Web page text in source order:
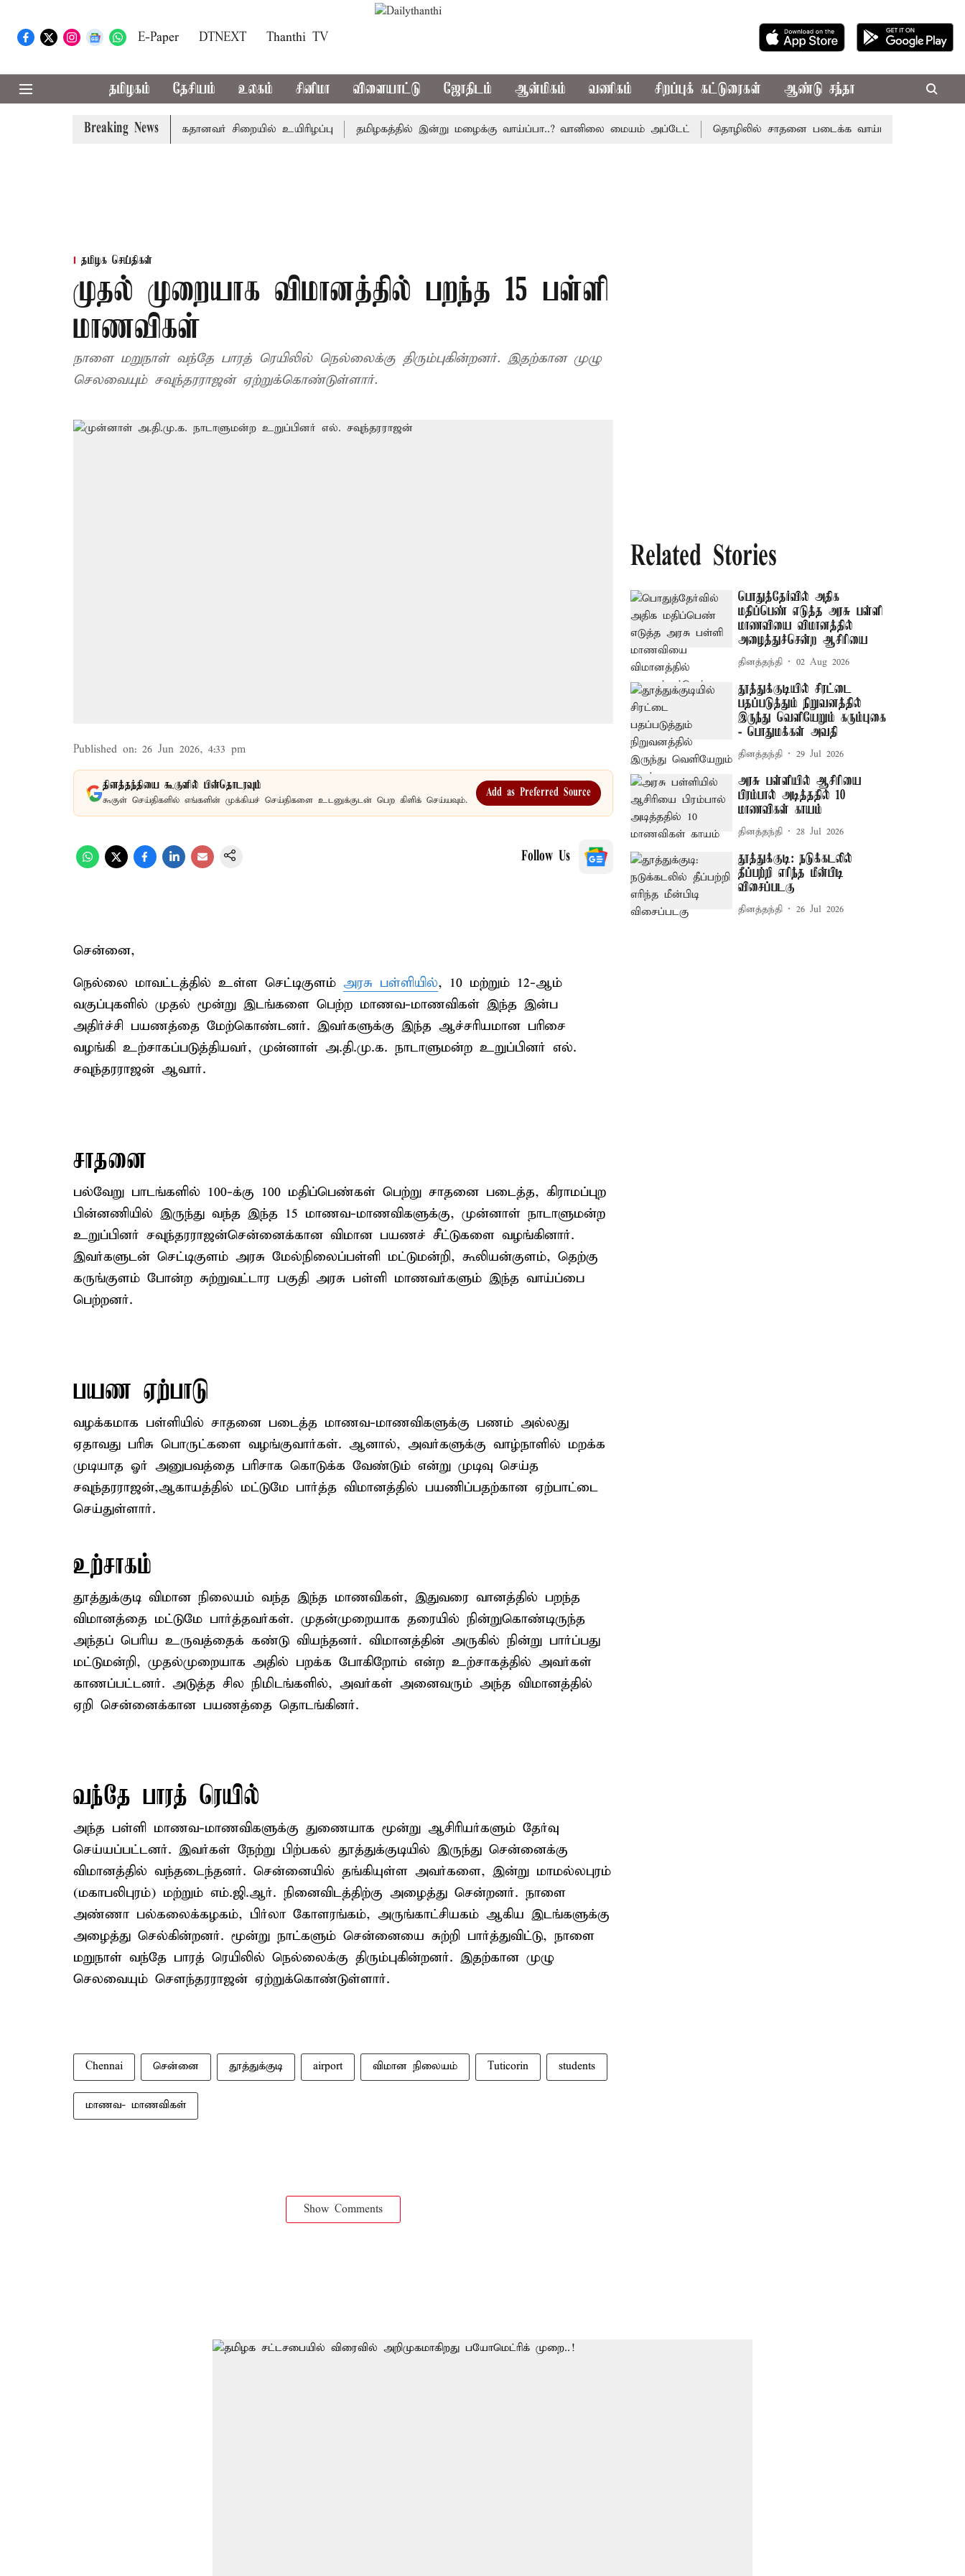
E-Paper DTNEXT Thanthi TV
தமிழகம் தேசியம் உலகம் சினிமா விளையாட்டு ஜோதிடம் ஆன்மிகம் வணிகம் சிறப்புக் கட்டுரைகள் ஆண்டு சந்தா
Breaking News
பழனி கோவில் நில மோசடி: கைதானவர் சிறையில் உயிரிழப்பு தமிழகத்தில் இன்று மழைக்கு வாய்ப்பா..? வானிலை மையம் அப்டேட் தொழிலில் சாதனை படைக்க வாய்ப்பு... இன்றைய
தமிழக செய்திகள்
முதல் முறையாக விமானத்தில் பறந்த 15 பள்ளி
மாணவிகள்
நாளை மறுநாள் வந்தே பாரத் ரெயிலில் நெல்லைக்கு திரும்புகின்றனர். இதற்கான முழு
செலவையும் சவுந்தரராஜன் ஏற்றுக்கொண்டுள்ளார்.
Published on: 26 Jun 2026, 4:33 pm
தினத்தந்தியை கூகுளில் பின்தொடரவும்
கூகுள் செய்திகளில் எங்களின் முக்கியச் செய்திகளை உடனுக்குடன் பெற கிளிக் செய்யவும்.
Add as Preferred Source
Follow Us
சென்னை,
நெல்லை மாவட்டத்தில் உள்ள செட்டிகுளம் அரசு பள்ளியில், 10 மற்றும் 12-ஆம்
வகுப்புகளில் முதல் மூன்று இடங்களை பெற்ற மாணவ-மாணவிகள் இந்த இன்ப
அதிர்ச்சி பயணத்தை மேற்கொண்டனர். இவர்களுக்கு இந்த ஆச்சரியமான பரிசை
வழங்கி உற்சாகப்படுத்தியவர், முன்னாள் அ.தி.மு.க. நாடாளுமன்ற உறுப்பினர் எல்.
சவுந்தரராஜன் ஆவார்.
சாதனை
பல்வேறு பாடங்களில் 100-க்கு 100 மதிப்பெண்கள் பெற்று சாதனை படைத்த, கிராமப்புற
பின்னணியில் இருந்து வந்த இந்த 15 மாணவ-மாணவிகளுக்கு, முன்னாள் நாடாளுமன்ற
உறுப்பினர் சவுந்தரராஜன்சென்னைக்கான விமான பயணச் சீட்டுகளை வழங்கினார்.
இவர்களுடன் செட்டிகுளம் அரசு மேல்நிலைப்பள்ளி மட்டுமன்றி, கூலியன்குளம், தெற்கு
கருங்குளம் போன்ற சுற்றுவட்டார பகுதி அரசு பள்ளி மாணவர்களும் இந்த வாய்ப்பை
பெற்றனர்.
பயண ஏற்பாடு
வழக்கமாக பள்ளியில் சாதனை படைத்த மாணவ-மாணவிகளுக்கு பணம் அல்லது
ஏதாவது பரிசு பொருட்களை வழங்குவார்கள். ஆனால், அவர்களுக்கு வாழ்நாளில் மறக்க
முடியாத ஓர் அனுபவத்தை பரிசாக கொடுக்க வேண்டும் என்று முடிவு செய்த
சவுந்தரராஜன்,ஆகாயத்தில் மட்டுமே பார்த்த விமானத்தில் பயணிப்பதற்கான ஏற்பாட்டை
செய்துள்ளார்.
உற்சாகம்
தூத்துக்குடி விமான நிலையம் வந்த இந்த மாணவிகள், இதுவரை வானத்தில் பறந்த
விமானத்தை மட்டுமே பார்த்தவர்கள். முதன்முறையாக தரையில் நின்றுகொண்டிருந்த
அந்தப் பெரிய உருவத்தைக் கண்டு வியந்தனர். விமானத்தின் அருகில் நின்று பார்ப்பது
மட்டுமன்றி, முதல்முறையாக அதில் பறக்க போகிறோம் என்ற உற்சாகத்தில் அவர்கள்
காணப்பட்டனர். அடுத்த சில நிமிடங்களில், அவர்கள் அனைவரும் அந்த விமானத்தில்
ஏறி சென்னைக்கான பயணத்தை தொடங்கினர்.
வந்தே பாரத் ரெயில்
அந்த பள்ளி மாணவ-மாணவிகளுக்கு துணையாக மூன்று ஆசிரியர்களும் தேர்வு
செய்யப்பட்டனர். இவர்கள் நேற்று பிற்பகல் தூத்துக்குடியில் இருந்து சென்னைக்கு
விமானத்தில் வந்தடைந்தனர். சென்னையில் தங்கியுள்ள அவர்களை, இன்று மாமல்லபுரம்
(மகாபலிபுரம்) மற்றும் எம்.ஜி.ஆர். நினைவிடத்திற்கு அழைத்து சென்றனர். நாளை
அண்ணா பல்கலைக்கழகம், பிர்லா கோளரங்கம், அருங்காட்சியகம் ஆகிய இடங்களுக்கு
அழைத்து செல்கின்றனர். மூன்று நாட்களும் சென்னையை சுற்றி பார்த்துவிட்டு, நாளை
மறுநாள் வந்தே பாரத் ரெயிலில் நெல்லைக்கு திரும்புகின்றனர். இதற்கான முழு
செலவையும் சௌந்தரராஜன் ஏற்றுக்கொண்டுள்ளார்.
Chennai சென்னை தூத்துக்குடி airport விமான நிலையம் Tuticorin students
மாணவ- மாணவிகள்
Show Comments
Related Stories
பொதுத்தேர்வில் அதிக
மதிப்பெண் எடுத்த அரசு பள்ளி
மாணவியை விமானத்தில்
அழைத்துச்சென்ற ஆசிரியை
தினத்தந்தி 02 Aug 2026
தூத்துக்குடியில் சிரட்டை
பதப்படுத்தும் நிறுவனத்தில்
இருந்து வெளியேறும் கரும்புகை
- பொதுமக்கள் அவதி
தினத்தந்தி 29 Jul 2026
அரசு பள்ளியில் ஆசிரியை
பிரம்பால் அடித்ததில் 10
மாணவிகள் காயம்
தினத்தந்தி 28 Jul 2026
தூத்துக்குடி: நடுக்கடலில்
தீப்பற்றி எரிந்த மீன்பிடி
விசைப்படகு
தினத்தந்தி 26 Jul 2026